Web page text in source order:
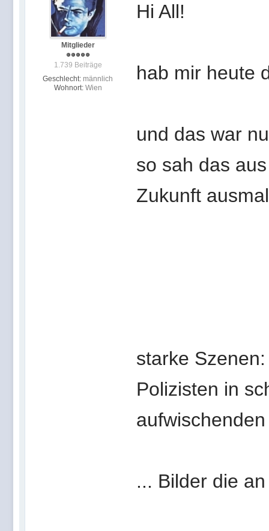
Mitglieder
1.739 Beiträge
Geschlecht: männlich
Wohnort: Wien
Hi All!
hab mir heute
und das war
so sah das
Zukunft
starke
Polizisten in
... Bilder die